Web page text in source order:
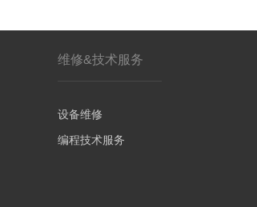
维修&技术服务
设备维修
编程技术服务